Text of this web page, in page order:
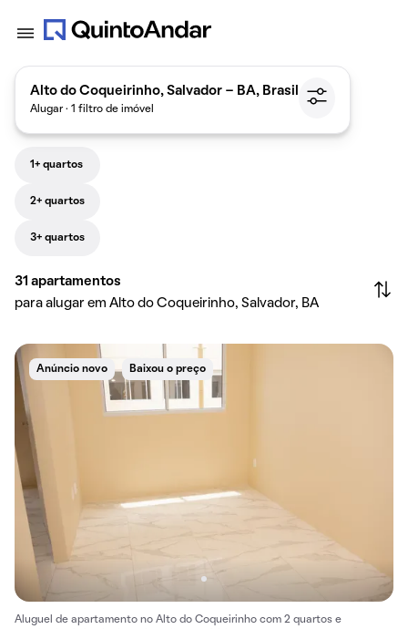
Alto do Coqueirinho, Salvador - BA, Brasil
Alugar · 1 filtro de imóvel
1+ quartos
2+ quartos
3+ quartos
31 apartamentos
para alugar em Alto do Coqueirinho, Salvador, BA
Anúncio novo Baixou o preço
Aluguel de apartamento no Alto do Coqueirinho com 2 quartos e